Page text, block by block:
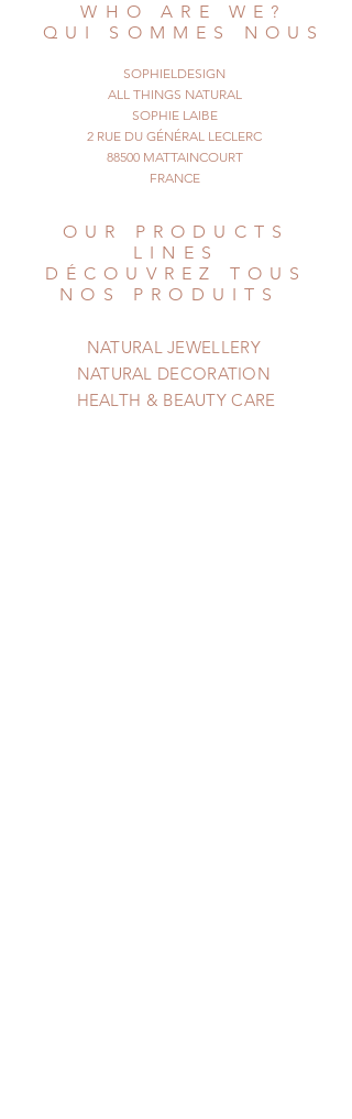
legally, to a fine stones jeweler.
It has a silver colored clasp.
This bracelet invites you to travel to
the wonderful and
remote Solomon Islands, in the
heart of the Pacific ocean..
Bon voyage !
WHO ARE WE?
QUI SOMMES NOUS
SOPHIELDESIGN
ALL THINGS NATURAL
SOPHIE LAIBE
2 RUE DU GÉNÉRAL LECLERC
88500 MATTAINCOURT
FRANCE
OUR PRODUCTS
LINES
DÉCOUVREZ TOUS
NOS PRODUITS
NATURAL JEWELLERY
NATURAL DECORATION
HEALTH & BEAUTY CARE